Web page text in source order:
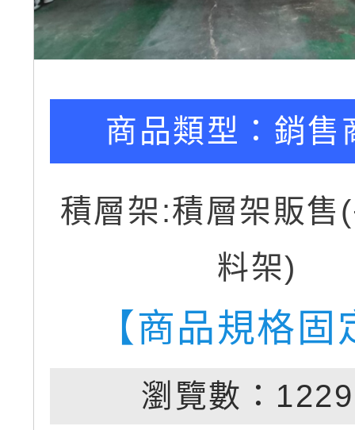
商品類型： 銷售
積層架:積層架販售
料架)
【商品規格固
瀏覽數：